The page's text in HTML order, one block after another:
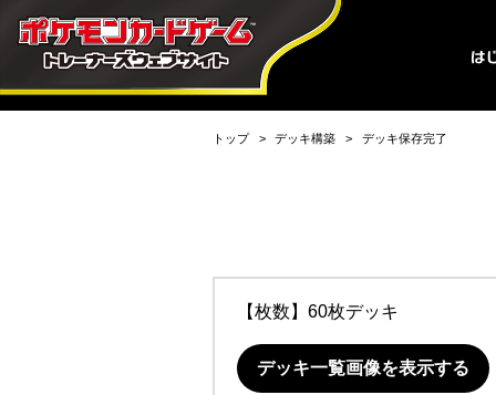
トップ デッキ構築 デッキ保存完了
【枚数】60枚デッキ
デッキ一覧画像を表示する